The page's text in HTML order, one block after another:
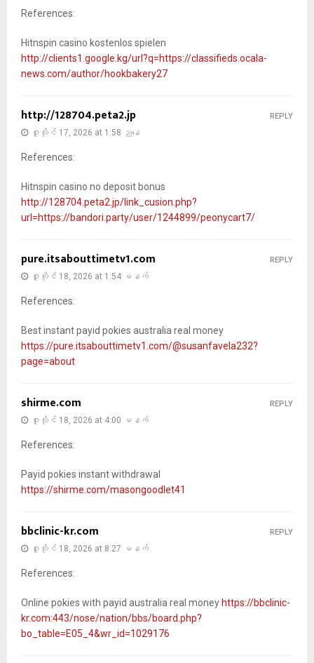
References:
Hitnspin casino kostenlos spielen
http://clients1.google.kg/url?q=https://classifieds.ocala-
news.com/author/hookbakery27
http://128704.peta2.jp
ဇူလိုင် 17, 2026 at 1:58 ညနေ
References:
Hitnspin casino no deposit bonus
http://128704.peta2.jp/link_cusion.php?
url=https://bandori.party/user/1244899/peonycart7/
REPLY
pure.itsabouttimetv1.com
ဇူလိုင် 18, 2026 at 1:54 မနက်
References:
Best instant payid pokies australia real money
https://pure.itsabouttimetv1.com/@susanfavela232?
page=about
REPLY
shirme.com
ဇူလိုင် 18, 2026 at 4:00 မနက်
References:
Payid pokies instant withdrawal
https://shirme.com/masongoodlet41
REPLY
bbclinic-kr.com
ဇူလိုင် 18, 2026 at 8:27 မနက်
References:
Online pokies with payid australia real money https://bbclinic-
kr.com:443/nose/nation/bbs/board.php?
bo_table=E05_4&wr_id=1029176
REPLY